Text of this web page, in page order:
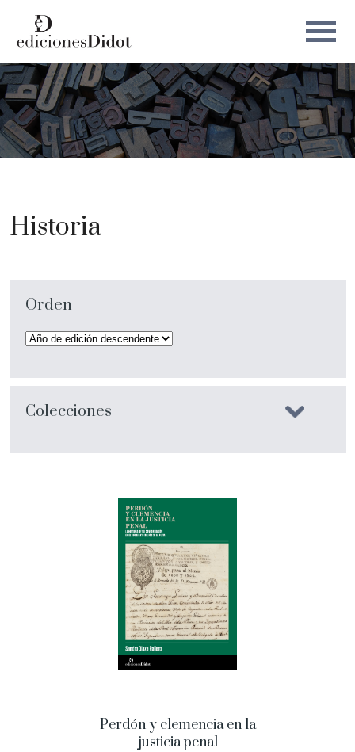
Historia
Perdón y clemencia en la
justicia penal
Orden
Colecciones